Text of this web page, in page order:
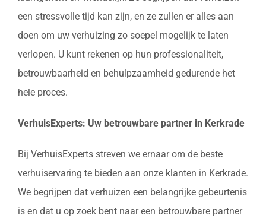
een stressvolle tijd kan zijn, en ze zullen er alles aan
doen om uw verhuizing zo soepel mogelijk te laten
verlopen. U kunt rekenen op hun professionaliteit,
betrouwbaarheid en behulpzaamheid gedurende het
hele proces.
VerhuisExperts: Uw betrouwbare partner in Kerkrade
Bij VerhuisExperts streven we ernaar om de beste
verhuiservaring te bieden aan onze klanten in Kerkrade.
We begrijpen dat verhuizen een belangrijke gebeurtenis
is en dat u op zoek bent naar een betrouwbare partner